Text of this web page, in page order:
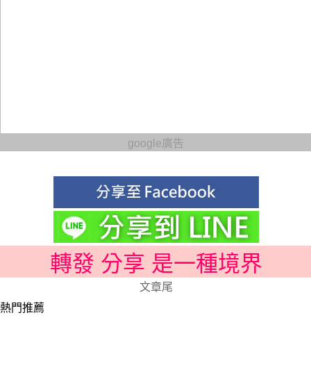
google廣告
轉發 分享 是一種境界
文章尾
熱門推薦